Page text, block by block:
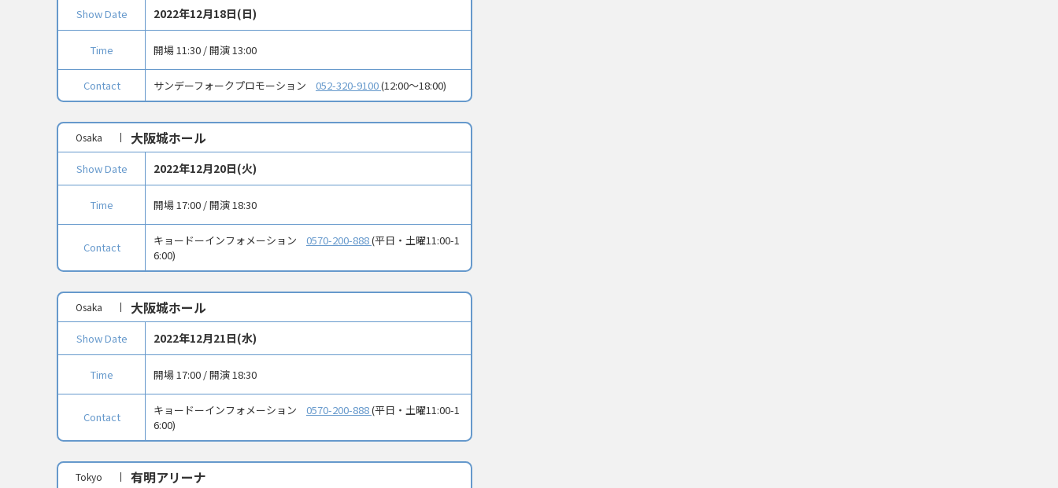
Show Date 2022年12月18日(日)
Time 開場 11:30 / 開演 13:00
Contact サンデーフォークプロモーション 052-320-9100(12:00～18:00)
Osaka 大阪城ホール
Show Date 2022年12月20日(火)
Time 開場 17:00 / 開演 18:30
Contact キョードーインフォメーション 0570-200-888(平日・土曜11:00-1
6:00)
Osaka 大阪城ホール
Show Date 2022年12月21日(水)
Time 開場 17:00 / 開演 18:30
Contact キョードーインフォメーション 0570-200-888(平日・土曜11:00-1
6:00)
Tokyo 有明アリーナ